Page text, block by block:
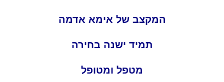
המקצב של אימא אדמה
תמיד ישנה בחירה
מטפל ומטופל